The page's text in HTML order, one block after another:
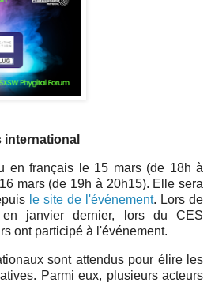
en français le 15 mars (de 18h à
mars (de 19h à 20h15). Elle sera
le site de l'événement. Lors de
en janvier dernier, lors du CES
ont participé à l'événement.
sont attendus pour élire les
Parmi eux, plusieurs acteurs